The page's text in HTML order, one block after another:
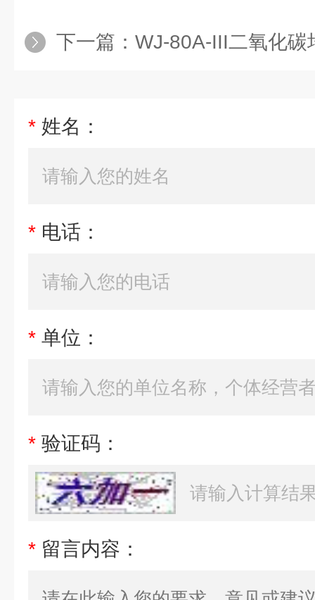
下一篇： WJ-80A-III二氧化碳
* 姓名：
* 电话：
* 单位：
* 验证码：
* 留言内容：